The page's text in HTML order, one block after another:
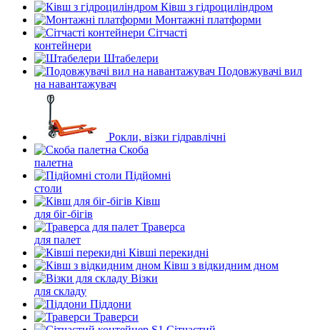
Ківш з гідроциліндром
Монтажні платформи
Сітчасті
контейнери
Штабелери
Подовжувачі вил
на навантажувач
Рокли, візки гідравлічні
Скоба
палетна
Підйомні
столи
Ківш
для біг-бігів
Траверса
для палет
Ківші перекидні
Ківш з відкидним дном
Візки
для складу
Піддони
Траверси